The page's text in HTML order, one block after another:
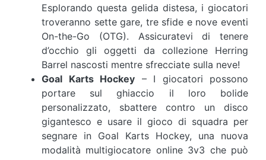
Esplorando questa gelida distesa, i giocatori
troveranno sette gare, tre sfide e nove eventi
On-the-Go (OTG). Assicuratevi di tenere
d’occhio gli oggetti da collezione Herring
Barrel nascosti mentre sfrecciate sulla neve!
Goal Karts Hockey – I giocatori possono
portare sul ghiaccio il loro bolide
personalizzato, sbattere contro un disco
gigantesco e usare il gioco di squadra per
segnare in Goal Karts Hockey, una nuova
modalità multigiocatore online 3v3 che può